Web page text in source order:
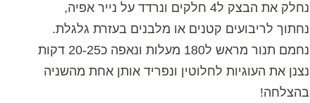
נחלק את הבצק ל4 חלקים ונרדד על נייר אפיה,
נחתוך לריבועים קטנים או מלבנים בעזרת גלגלת.
נחמם תנור מראש ל180 מעלות ונאפה כ20-25 דקות
נצנן את העוגיות לחלוטין ונפריד אותן אחת מהשניה
בהצלחה!